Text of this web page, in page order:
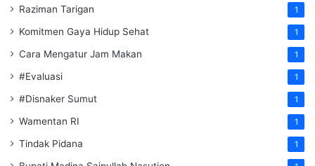
Raziman Tarigan 1
Komitmen Gaya Hidup Sehat 1
Cara Mengatur Jam Makan 1
#Evaluasi 1
#Disnaker Sumut 1
Wamentan RI 1
Tindak Pidana 1